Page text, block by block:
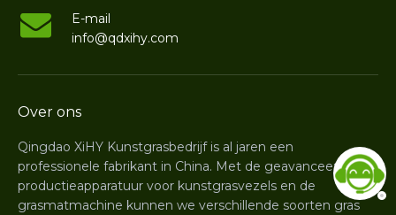
E-mail
info@qdxihy.com
Over ons
Qingdao XiHY Kunstgrasbedrijf is al jaren een
professionele fabrikant in China. Met de geavanceerde
productieapparatuur voor kunstgrasvezels en de
grasmatmachine kunnen we verschillende soorten gras